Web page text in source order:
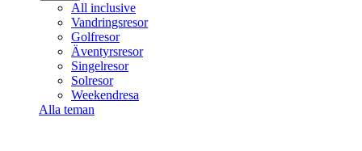
All inclusive
Vandringsresor
Golfresor
Äventyrsresor
Singelresor
Solresor
Weekendresa
Alla teman